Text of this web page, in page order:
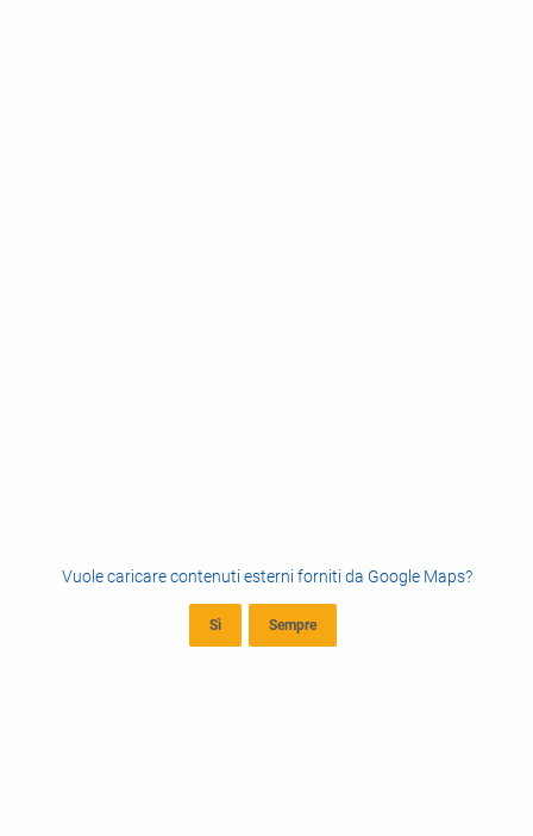
Vuole caricare contenuti esterni forniti da Google Maps?
Sì Sempre